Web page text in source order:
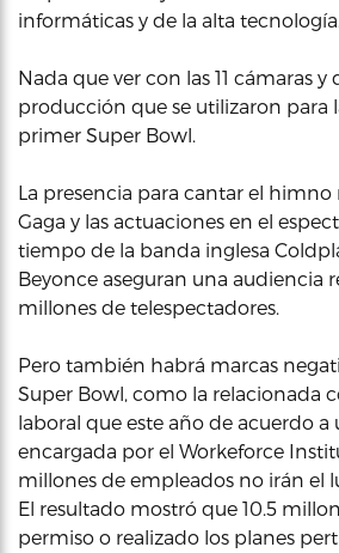
informáticas y de la alta tecnología.
Nada que ver con las 11 cámaras
producción que se utilizaron para
primer Super Bowl.
La presencia para cantar el himno
Gaga y las actuaciones en el
tiempo de la banda inglesa
Beyonce aseguran una audiencia
millones de telespectadores.
Pero también habrá marcas
Super Bowl, como la relacionada
laboral que este año de acuerdo a
encargada por el Workeforce
millones de empleados no irán el
El resultado mostró que 10.5
permiso o realizado los planes